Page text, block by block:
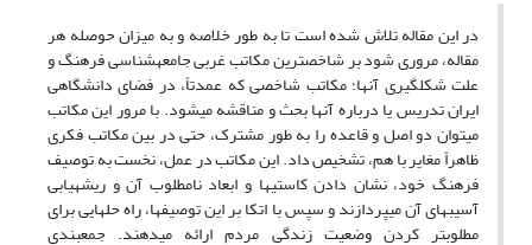
در این مقاله تلاش شده است تا به طور خلاصه و به میزان حوصله هر
مقاله، مروری شود بر شاخص‏ترین مکاتب غربی جامعه‏شناسی فرهنگ و
علت شکل‏گیری آنها؛ مکاتب شاخصی که عمدتاً، در فضای دانشگاهی
ایران تدریس یا درباره آنها بحث و مناقشه میشود. با مرور این مکاتب
می‏توان دو اصل و قاعده را به طور مشترک، حتی در بین مکاتب فکری
ظاهراً مغایر با هم، تشخیص داد. این مکاتب در عمل، نخست به توصیف
فرهنگ خود، نشان دادن کاستی‏ها و ابعاد نامطلوب آن و ریشه‏یابی
آسیب‏های آن می‏پردازند و سپس با اتکا بر این توصیفها، راه‏ حل‏هایی برای
مطلوب‏تر کردن وضعیت زندگی مردم ارائه می‏دهند. جمعبندی